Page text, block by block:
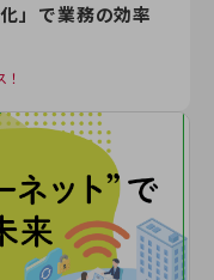
」で業務の効率